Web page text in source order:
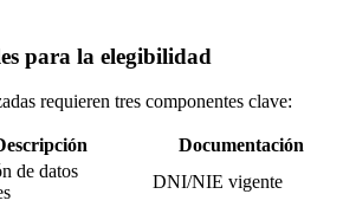
para la elegibilidad
requieren tres componentes clave:
Documentación
de datos
DNI/NIE vigente